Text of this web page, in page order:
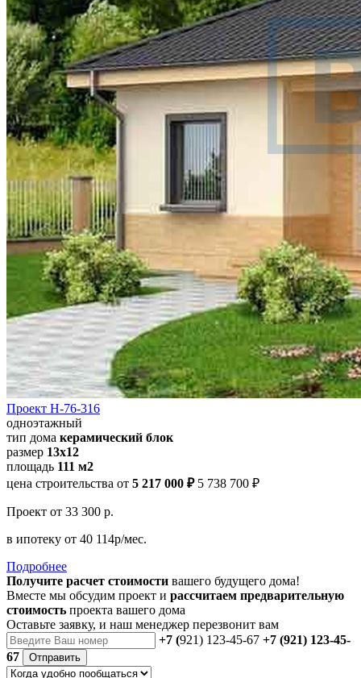
Проект Н-76-316
одноэтажный
тип дома керамический блок
размер 13x12
площадь 111 м2
цена строительства от 5 217 000 ₽ 5 738 700 ₽
Проект от 33 300 р.
в ипотеку от 40 114р/мес.
Подробнее
Получите расчет стоимости вашего будущего дома!
Вместе мы обсудим проект и рассчитаем предварительную
стоимость проекта вашего дома
Оставьте заявку, и наш менеджер перезвонит вам
+7 (921) 123-45-67 +7 (921) 123-45-
67
Отправить